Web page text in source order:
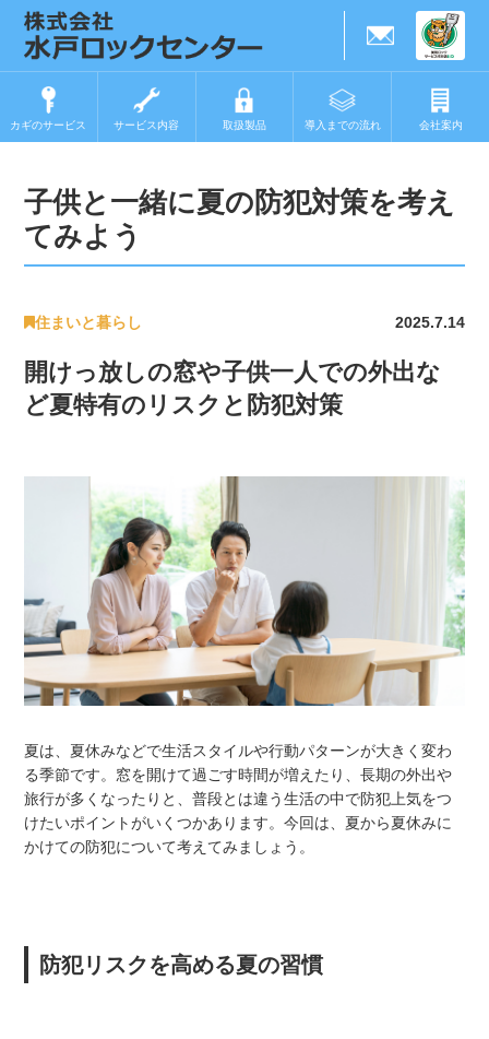
カギのサービス サービス内容 取扱製品 導入までの流れ 会社案内
子供と一緒に夏の防犯対策を考え
てみよう
住まいと暮らし 2025.7.14
開けっ放しの窓や子供一人での外出な
ど夏特有のリスクと防犯対策
夏は、夏休みなどで生活スタイルや行動パターンが大きく変わ
る季節です。窓を開けて過ごす時間が増えたり、長期の外出や
旅行が多くなったりと、普段とは違う生活の中で防犯上気をつ
けたいポイントがいくつかあります。今回は、夏から夏休みに
かけての防犯について考えてみましょう。
防犯リスクを高める夏の習慣